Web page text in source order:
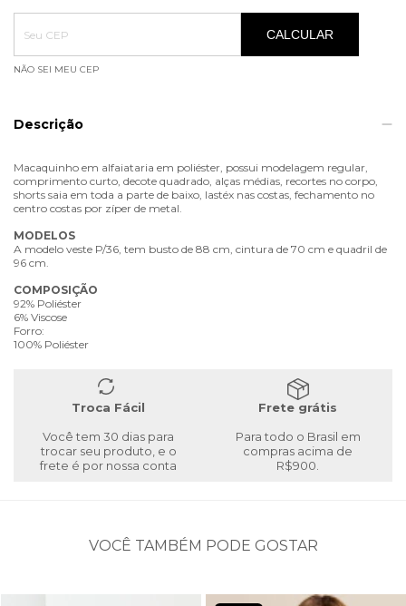
Entregas para o CEP:
ALTERAR CEP
CALCULAR
NÃO SEI MEU CEP
Descrição
Macaquinho em alfaiataria em poliéster, possui modelagem regular,
comprimento curto, decote quadrado, alças médias, recortes no corpo,
shorts saia em toda a parte de baixo, lastéx nas costas, fechamento no
centro costas por zíper de metal.
MODELOS
A modelo veste P/36, tem busto de 88 cm, cintura de 70 cm e quadril de
96 cm.
COMPOSIÇÃO
92% Poliéster
6% Viscose
Forro:
100% Poliéster
Troca Fácil
Você tem 30 dias para
trocar seu produto, e o
frete é por nossa conta
Frete grátis
Para todo o Brasil em
compras acima de
R$900.
VOCÊ TAMBÉM PODE GOSTAR